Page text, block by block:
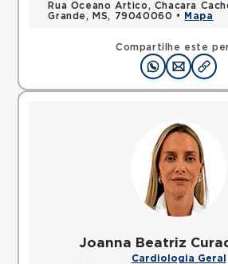
Compartilhe este
Rua Oceano Artico, Chacara
Grande, MS, 79040060 •
Mapa
Joanna Beatriz
Cardiologia Geral